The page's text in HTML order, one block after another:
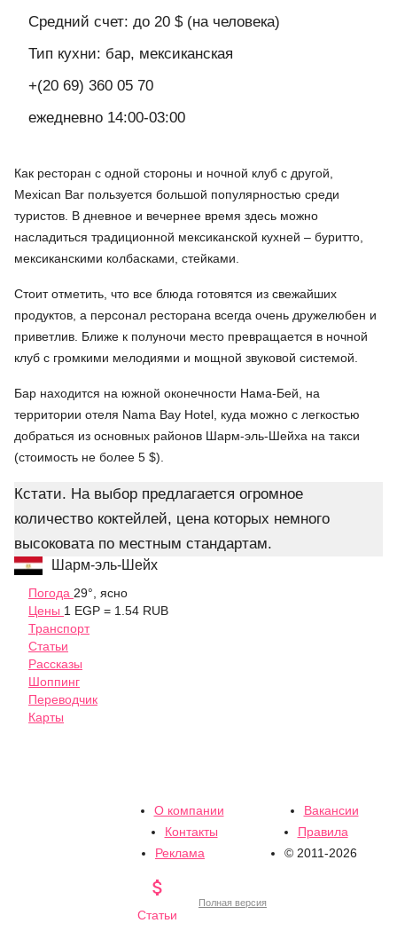
Средний счет: до 20 $ (на человека)
Тип кухни: бар, мексиканская
+(20 69) 360 05 70
ежедневно 14:00-03:00
Как ресторан с одной стороны и ночной клуб с другой,
Mexican Bar пользуется большой популярностью среди
туристов. В дневное и вечернее время здесь можно
насладиться традиционной мексиканской кухней – буритто,
мексиканскими колбасками, стейками.
Стоит отметить, что все блюда готовятся из свежайших
продуктов, а персонал ресторана всегда очень дружелюбен и
приветлив. Ближе к полуночи место превращается в ночной
клуб с громкими мелодиями и мощной звуковой системой.
Бар находится на южной оконечности Нама-Бей, на
территории отеля Nama Bay Hotel, куда можно с легкостью
добраться из основных районов Шарм-эль-Шейха на такси
(стоимость не более 5 $).
Кстати. На выбор предлагается огромное
количество коктейлей, цена которых немного
высоковата по местным стандартам.
Шарм-эль-Шейх
Погода 29°, ясно
Цены 1 EGP = 1.54 RUB
Транспорт
Статьи
Рассказы
Шоппинг
Переводчик
Карты
О компании
Вакансии
Контакты
Правила
Реклама
© 2011-2026

Статьи
Полная версия